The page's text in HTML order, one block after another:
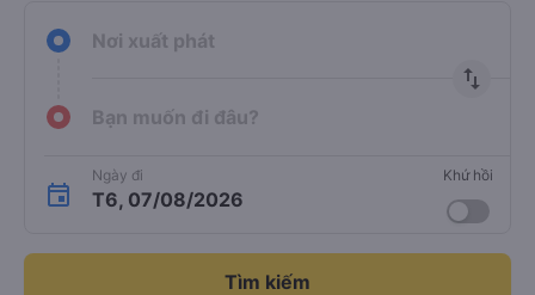
Nơi xuất phát
import_export
Bạn muốn đi đâu?
Ngày đi
T6, 07/08/2026
Khứ hồi
Tìm kiếm